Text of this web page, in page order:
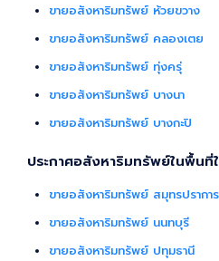
ขายอสังหาริมทรัพย์ ห้วยขวาง
ขายอสังหาริมทรัพย์ คลองเตย
ขายอสังหาริมทรัพย์ ทุ่งครุ่
ขายอสังหาริมทรัพย์ บางนา
ขายอสังหาริมทรัพย์ บางกะปิ
ประกาศอสังหาริมทรัพย์ในพื้นที่
ขายอสังหาริมทรัพย์ สมุทรปราการ
ขายอสังหาริมทรัพย์ นนทบุรี
ขายอสังหาริมทรัพย์ ปทุมธานี